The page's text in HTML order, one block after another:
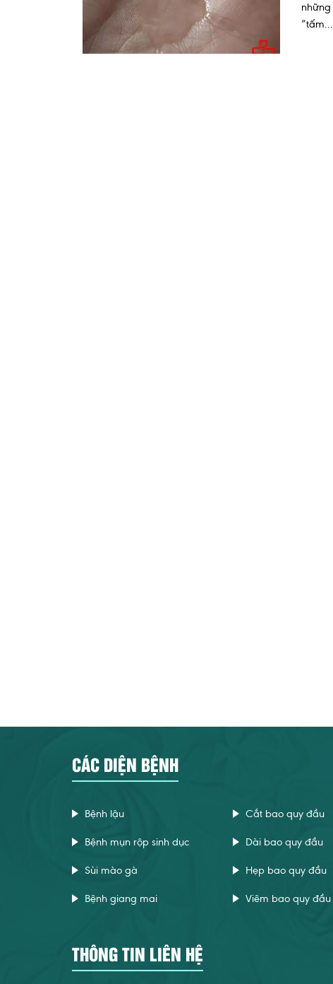
“tấm...
CÁC DIỆN BỆNH
Bệnh lậu
Bệnh mụn rộp sinh dục
Sùi mào gà
Bệnh giang mai
Cắt bao quy đầu
Dài bao quy đầu
Hẹp bao quy đầu
Viêm bao quy đầu
THÔNG TIN LIÊN HỆ